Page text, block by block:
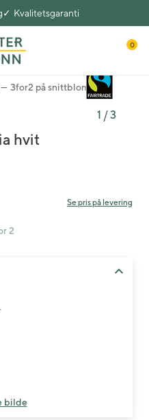
Kvalitetsgaranti
0
3for2 på snittblomster
1 /3
hvit
Se pris på levering
2
bilde